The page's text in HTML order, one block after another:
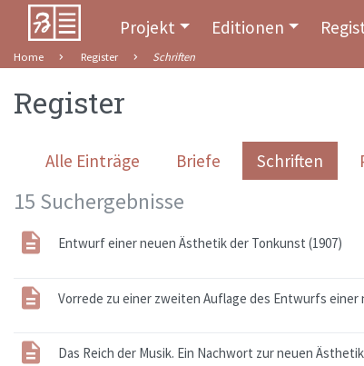
Projekt Editionen
Home Register Schriften
Register
Alle Einträge Briefe Schriften
15 Suchergebnisse
Entwurf einer neuen Ästhetik der Tonkunst (1907)
Vorrede zu einer zweiten Auflage des Entwurfs einer
Das Reich der Musik. Ein Nachwort zur neuen Ästhetik